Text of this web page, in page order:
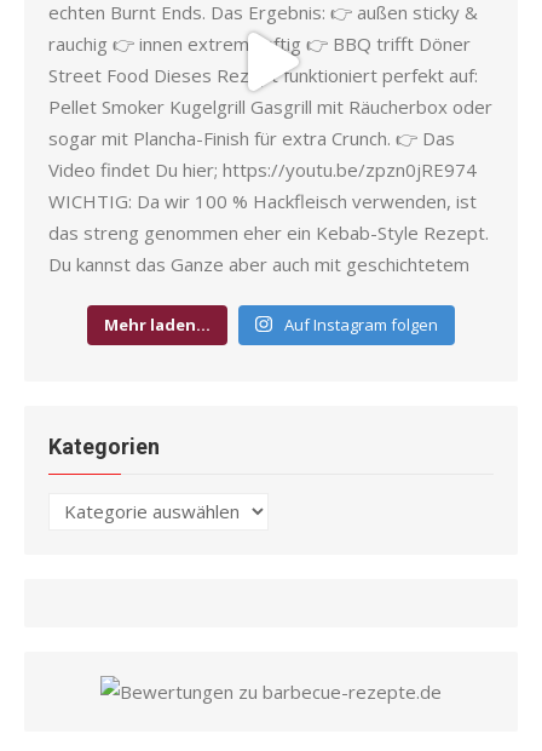
Mehr laden… Auf Instagram folgen
Kategorien
Kategorien